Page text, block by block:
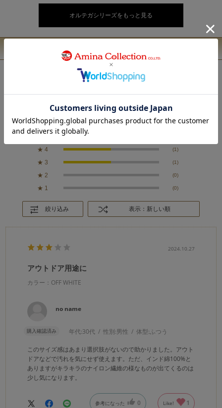
オルテガシリーズをもっと見る
ユーザーレビュー
3.5
レビュー件数：
★ 4 (1)
★ 3 (1)
★ 2 (0)
★ 1 (0)
絞り込み 表示：新しい順
2024.10.27
アウトドア用途に
カラー：OFF WHITE
no name
購入確認済み 年代:30代 性別:男性 体型:ふつう
このサイズ感はあまり選択肢がないので助かりました。アウト
ドアなどで汚れを気にせず使えます。ただ、インド綿100%と
ありますがキラキラのナイロン繊維の様なものが出てくるのは
少し気になります。
参考になった 0 Like! 1